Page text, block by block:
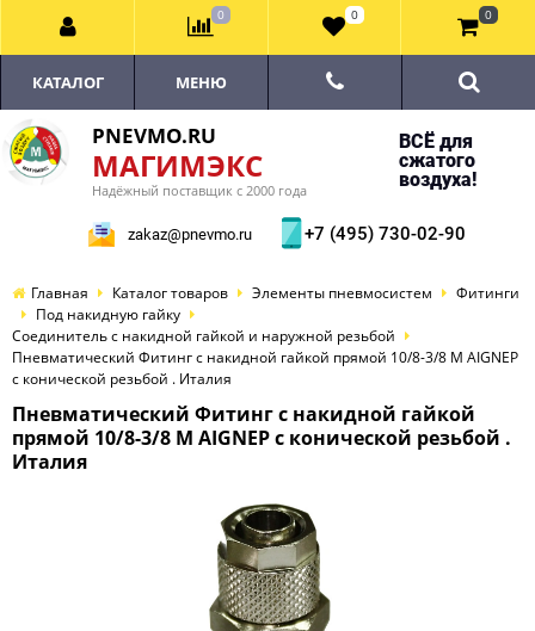
PNEVMO.RU
МАГИМЭКС
Надёжный поставщик с 2000 года
ВСЁ для
сжатого
воздуха!
zakaz@pnevmo.ru +7 (495) 730-02-90
КАТАЛОГ МЕНЮ
Главная Каталог товаров Элементы пневмосистем
Фитинги
Под накидную гайку
Соединитель с накидной гайкой и наружной резьбой
Пневматический Фитинг с накидной гайкой прямой 10/8-3/8 M AIGNEP
с конической резьбой . Италия
Пневматический Фитинг с накидной гайкой
прямой 10/8-3/8 M AIGNEP с конической резьбой .
Италия
0 0 0